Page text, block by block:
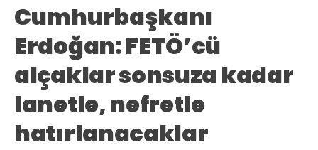
Cumhurbaşkanı
Erdoğan: FETÖ’cü
alçaklar sonsuza kadar
lanetle, nefretle
hatırlanacaklar